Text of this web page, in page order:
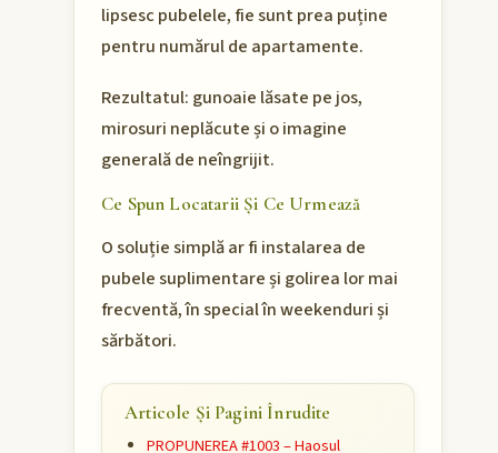
lipsesc pubelele, fie sunt prea puține
pentru numărul de apartamente.
Rezultatul: gunoaie lăsate pe jos,
mirosuri neplăcute și o imagine
generală de neîngrijit.
Ce Spun Locatarii Și Ce Urmează
O soluție simplă ar fi instalarea de
pubele suplimentare și golirea lor mai
frecventă, în special în weekenduri și
sărbători.
Articole Și Pagini Înrudite
PROPUNEREA #1003 – Haosul